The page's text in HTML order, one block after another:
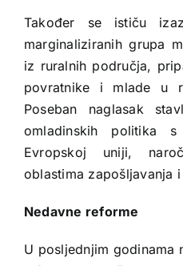
Također se ističu
marginaliziranih grupa
iz ruralnih područja,
povratnike i mlade u
Poseban naglasak
omladinskih politika s
Evropskoj uniji,
oblastima zapošljavanja
Nedavne reforme
U posljednjim godinama